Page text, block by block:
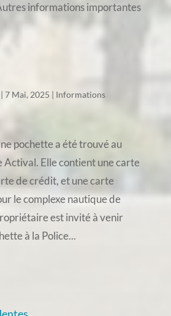
informations importantes
| 7 Mai, 2025 | Informations
pochette a été trouvé au
Actival. Elle contient une carte
de crédit, et une carte
le complexe nautique de
est invité à venir
à la Police...